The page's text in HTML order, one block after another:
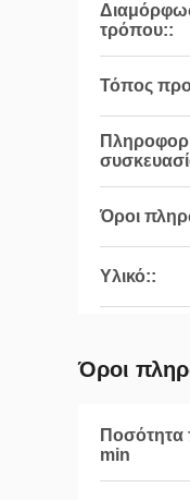
τρόπου::
Τόπος
Όροι
Υλικό::
Όροι
Ποσότητα
min